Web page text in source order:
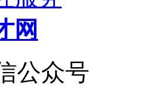
网
公众号